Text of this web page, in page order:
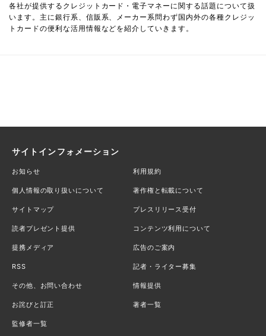
各社が提供するクレジットカード・電子マネーに関する話題について扱
います。主に銀行系、信販系、メーカー系問わず国内外の各種クレジッ
トカードの便利な活用情報などを紹介していきます。
サイトインフォメーション
お知らせ 利用規約
個人情報の取り扱いについて 著作権と転載について
サイトマップ プレスリリース受付
読者プレゼント提供 コンテンツ利用について
提携メディア 広告のご案内
RSS 記者・ライター募集
その他、お問い合わせ 情報提供
お詫びと訂正 著者一覧
監修者一覧